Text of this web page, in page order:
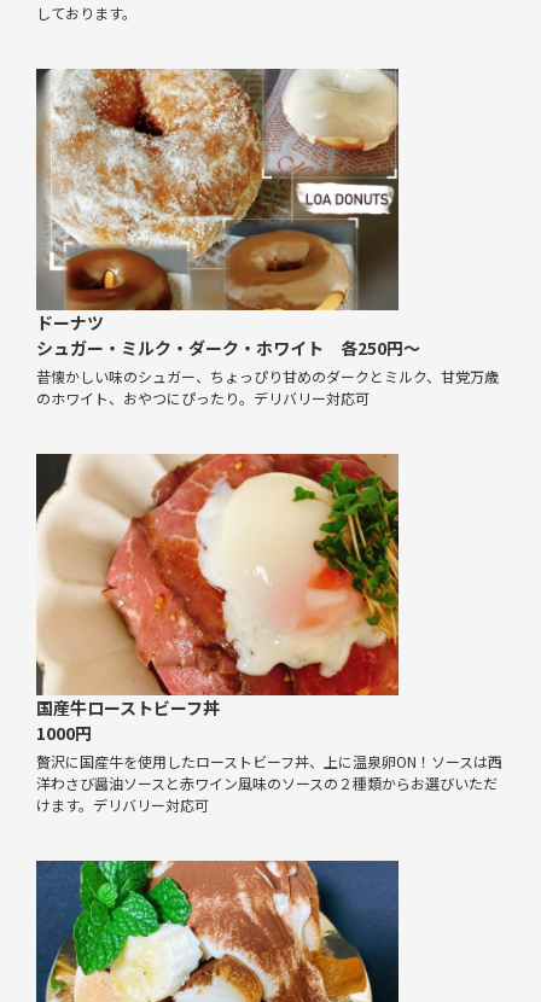
しております。
ドーナツ
シュガー・ミルク・ダーク・ホワイト 各250円～
昔懐かしい味のシュガー、ちょっぴり甘めのダークとミルク、甘党万歳
のホワイト、おやつにぴったり。デリバリー対応可
国産牛ローストビーフ丼
1000円
贅沢に国産牛を使用したローストビーフ丼、上に温泉卵ON！ソースは西
洋わさび醤油ソースと赤ワイン風味のソースの２種類からお選びいただ
けます。デリバリー対応可